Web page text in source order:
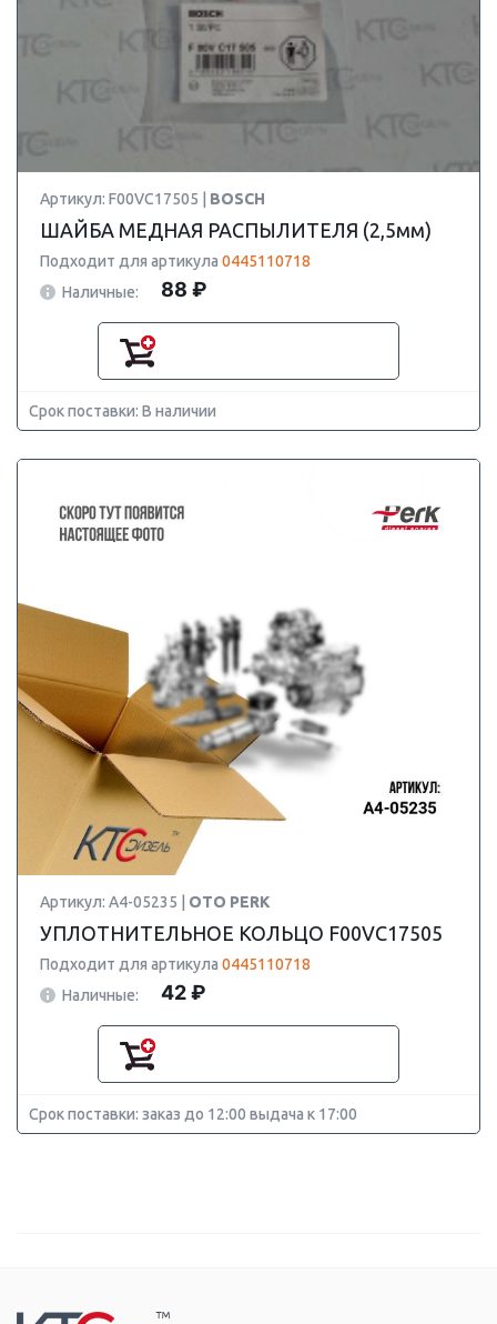
Артикул: F00VC17505 | BOSCH
ШАЙБА МЕДНАЯ РАСПЫЛИТЕЛЯ (2,5мм)
Подходит для артикула 0445110718
Наличные:
88 ₽
Срок поставки: В наличии
Артикул: A4-05235 | OTO PERK
УПЛОТНИТЕЛЬНОЕ КОЛЬЦО F00VC17505
Подходит для артикула 0445110718
Наличные:
42 ₽
Срок поставки: заказ до 12:00 выдача к 17:00